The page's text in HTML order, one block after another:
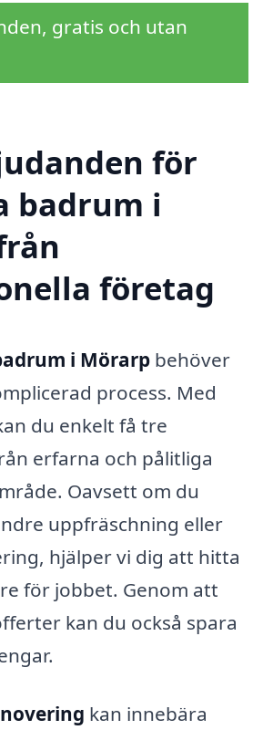
gratis och utan
för
badrum i
företag
i Mörarp behöver
process. Med
du enkelt få tre
erfarna och pålitliga
Oavsett om du
uppfräschning eller
hjälper vi dig att hitta
för jobbet. Genom att
kan du också spara
kan innebära